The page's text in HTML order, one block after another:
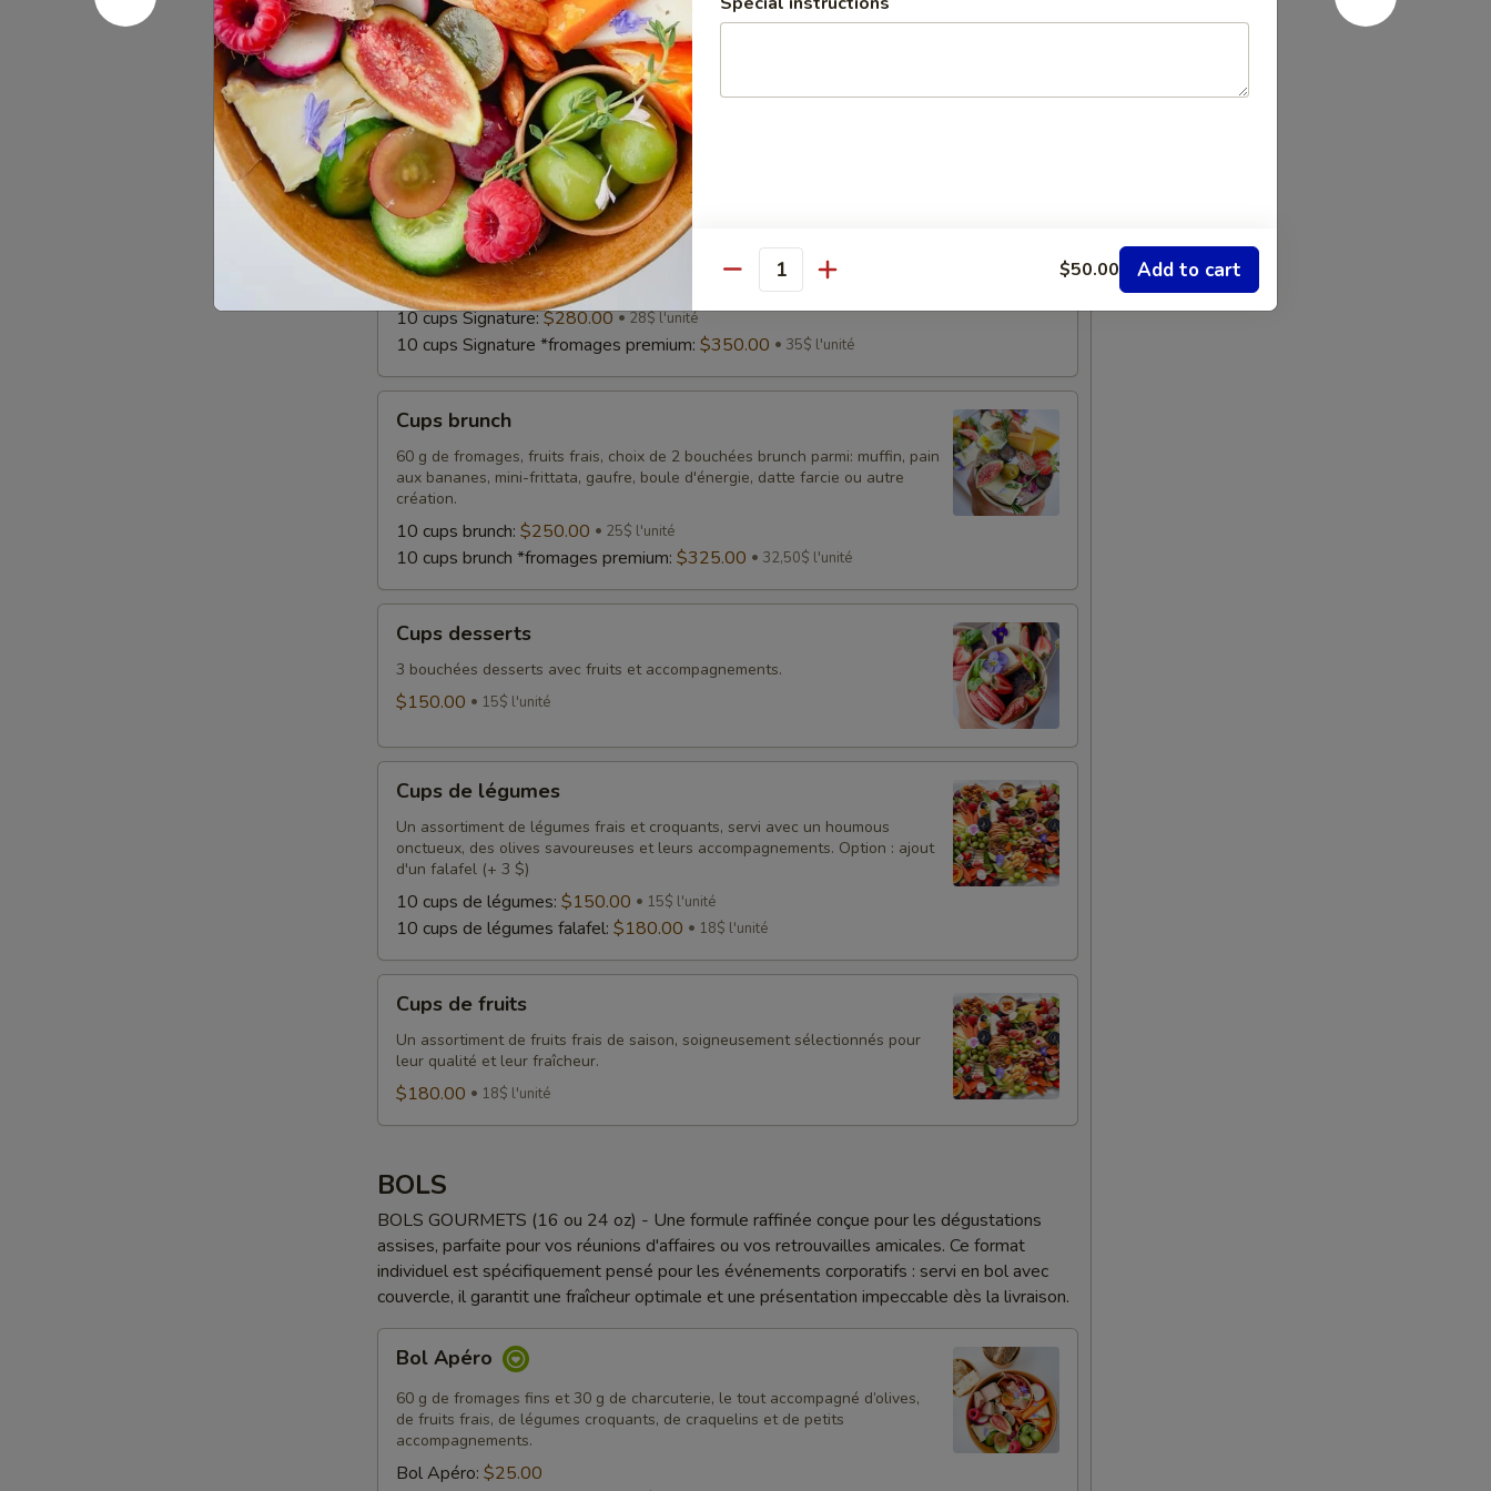
végétariens
Cups végétariens
90 g de fromages fins accompagnés d’olives, de fruits frais, de légumes frais,
de craquelins et de petits accompagnements.
10 cups végétariens:$250.00 25$ l'unité
10 cups végétariens *fromages premium:
Cups
Signature
Cups Signature
1 bouchée signature, 60 g de fromages fins, 30 g de charcuterie,
accompagnés d’olives, fruits frais, légumes frais, craquelins et petites
garnitures.
10 cups Signature:$280.00 28$ l'unité
10 cups Signature *fromages premium: $350.00 35$ l'unité
brunch
Cups brunch
60 g de fromages, fruits frais, choix de 2 bouchées brunch parmi: muffin, pain
aux bananes, mini-frittata, gaufre, boule d'énergie, datte farcie ou autre
création.
10 cups brunch: $250.00 25$ l'unité
10 cups brunch *fromages premium: $325.00 32,50$ l'unité
desserts
Cups desserts
3 bouchées desserts avec fruits et accompagnements.
$150.00 15$ l'unité
légumes
Cups de légumes
Un assortiment de légumes frais et croquants, servi avec un houmous
onctueux, des olives savoureuses et leurs accompagnements. Option : ajout
d'un falafel (+ 3 $)
10 cups de légumes: $150.00 15$ l'unité
10 cups de légumes falafel: $180.00 18$ l'unité
fruits
Cups de fruits
Un assortiment de fruits frais de saison, soigneusement sélectionnés pour
leur qualité et leur fraîcheur.
$180.00 18$ l'unité
BOLS
BOLS GOURMETS (16 ou 24 oz) - Une formule raffinée conçue pour les dégustations
assises, parfaite pour vos réunions d'affaires ou vos retrouvailles amicales. Ce format
individuel est spécifiquement pensé pour les événements corporatifs : servi en bol avec
couvercle, il garantit une fraîcheur optimale et une présentation impeccable dès la livraison.
Apéro
Bol Apéro
60 g de fromages fins et 30 g de charcuterie, le tout accompagné d’olives,
de fruits frais, de légumes croquants, de craquelins et de petits
accompagnements.
Bol Apéro: $25.00
Quantity $50.00 Add to cart